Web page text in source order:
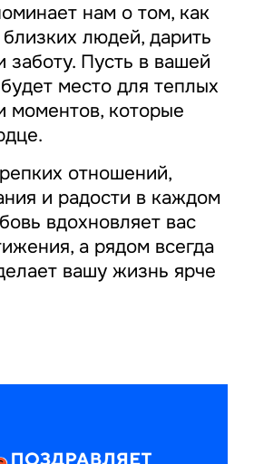
нам о том, как
людей, дарить
заботу. Пусть в вашей
место для теплых
моментов, которые
отношений,
и радости в каждом
вдохновляет вас
а рядом всегда
вашу жизнь ярче